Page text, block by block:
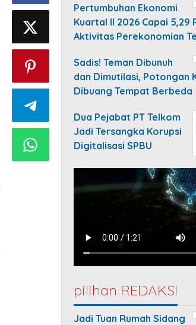
Pertumbuhan Ekonomi
Kuartal II 2026 Capai 5,29
Aktivitas Perekonomian
Sadis! Teman Dibunuh
dan Dimutilasi, Potongan
Dibuang Tempat Berbeda
Dua Pejabat PT Telkom
Jadi Tersangka Korupsi
Digitalisasi SPBU
pilihan REDAKSI
Jadi Tuan Rumah Sidang